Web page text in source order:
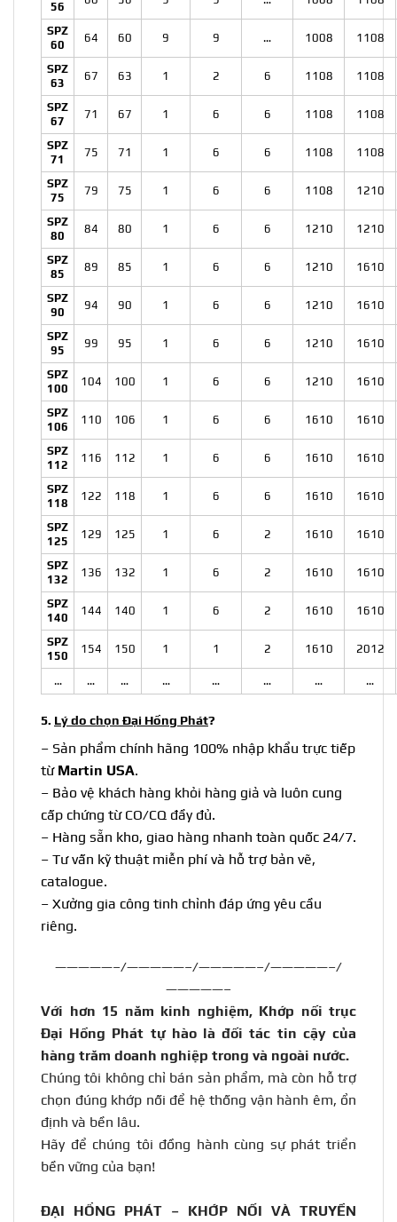
56
SPZ
60
64 60 9 9 … 1008 1108
SPZ
63
67 63 1 2 6 1108 1108
SPZ
67
71 67 1 6 6 1108 1108
SPZ
71
75 71 1 6 6 1108 1108
SPZ
75
79 75 1 6 6 1108 1210
SPZ
80
84 80 1 6 6 1210 1210
SPZ
85
89 85 1 6 6 1210 1610
SPZ
90
94 90 1 6 6 1210 1610
SPZ
95
99 95 1 6 6 1210 1610
SPZ
100
104 100 1 6 6 1210 1610
SPZ
106
110 106 1 6 6 1610 1610
SPZ
112
116 112 1 6 6 1610 1610
SPZ
118
122 118 1 6 6 1610 1610
SPZ
125
129 125 1 6 2 1610 1610
SPZ
132
136 132 1 6 2 1610 1610
SPZ
140
144 140 1 6 2 1610 1610
SPZ
150
154 150 1 1 2 1610 2012
… … … … … … … …
5. Lý do chọn Đại Hồng Phát?
– Sản phẩm chính hãng 100% nhập khẩu trực tiếp
từ Martin USA.
– Bảo vệ khách hàng khỏi hàng giả và luôn cung
cấp chứng từ CO/CQ đầy đủ.
– Hàng sẵn kho, giao hàng nhanh toàn quốc 24/7.
– Tư vấn kỹ thuật miễn phí và hỗ trợ bản vẽ,
catalogue.
– Xưởng gia công tinh chỉnh đáp ứng yêu cầu
riêng.
—————–/—————–/—————–/—————–/
—————–
Với hơn 15 năm kinh nghiệm, Khớp nối trục
Đại Hồng Phát tự hào là đối tác tin cậy của
hàng trăm doanh nghiệp trong và ngoài nước.
Chúng tôi không chỉ bán sản phẩm, mà còn hỗ trợ
chọn đúng khớp nối để hệ thống vận hành êm, ổn
định và bền lâu.
Hãy để chúng tôi đồng hành cùng sự phát triển
bền vững của bạn!
ĐẠI HỒNG PHÁT – KHỚP NỐI VÀ TRUYỀN